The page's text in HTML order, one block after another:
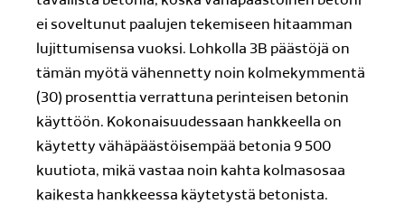
ei soveltunut paalujen tekemiseen hitaamman
lujittumisensa vuoksi. Lohkolla 3B päästöjä on
tämän myötä vähennetty noin kolmekymmentä
(30) prosenttia verrattuna perinteisen betonin
käyttöön. Kokonaisuudessaan hankkeella on
käytetty vähäpäästöisempää betonia 9 500
kuutiota, mikä vastaa noin kahta kolmasosaa
kaikesta hankkeessa käytetystä betonista.